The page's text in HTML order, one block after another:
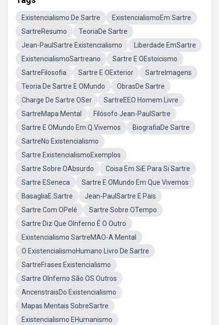
Existencialismo De Sartre
ExistencialismoEm Sartre
SartreResumo
TeoriaDe Sartre
Jean-PaulSartre Existencialismo
Liberdade EmSartre
ExistencialismoSartreano
Sartre E OEstoicismo
SartreFilosofia
Sartre E OExterior
SartreImagens
Teoria De Sartre E OMundo
ObrasDe Sartre
Charge De Sartre OSer
SartreEEO Homem Livre
SartreMapa Mental
Filósofo Jean-PaulSartre
Sartre E OMundo Em Q Vivemos
BiografiaDe Sartre
SartreNo Existencialismo
Sartre ExistencialismoExemplos
Sartre Sobre OAbsurdo
Coisa Em SiE Para Si Sartre
Sartre ESeneca
Sartre E OMundo Em Que Vivemos
BasagliaE Sartre
Jean-PaulSartre E Pais
Sartre Com OPelé
Sartre Sobre OTempo
Sartre Diz Que OInferno É O Outro
Existencialismo SartreMAO-A Mental
O ExistencialismoHumano Livro De Sartre
SartreFrases Existencialismo
Sartre OInferno São OS Outros
AncenstraisDo Existencialismo
Mapas Mentais SobreSartre
Existencialismo EHumanismo